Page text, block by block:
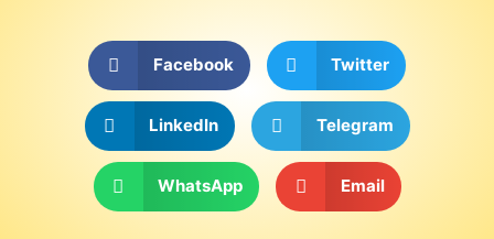
Facebook Twitter
LinkedIn Telegram
WhatsApp Email